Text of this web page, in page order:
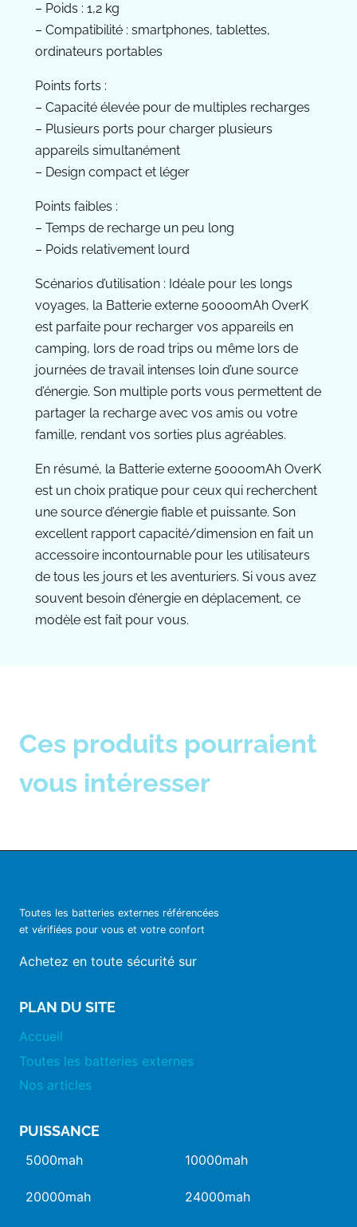
– Poids : 1,2 kg
– Compatibilité : smartphones, tablettes,
ordinateurs portables
Points forts :
– Capacité élevée pour de multiples recharges
– Plusieurs ports pour charger plusieurs
appareils simultanément
– Design compact et léger
Points faibles :
– Temps de recharge un peu long
– Poids relativement lourd
Scénarios d’utilisation : Idéale pour les longs
voyages, la Batterie externe 50000mAh OverK
est parfaite pour recharger vos appareils en
camping, lors de road trips ou même lors de
journées de travail intenses loin d’une source
d’énergie. Son multiple ports vous permettent de
partager la recharge avec vos amis ou votre
famille, rendant vos sorties plus agréables.
En résumé, la Batterie externe 50000mAh OverK
est un choix pratique pour ceux qui recherchent
une source d’énergie fiable et puissante. Son
excellent rapport capacité/dimension en fait un
accessoire incontournable pour les utilisateurs
de tous les jours et les aventuriers. Si vous avez
souvent besoin d’énergie en déplacement, ce
modèle est fait pour vous.
Ces produits pourraient
vous intéresser
Toutes les batteries externes référencées
et vérifiées pour vous et votre confort
Achetez en toute sécurité sur
PLAN DU SITE
Accueil
Toutes les batteries externes
Nos articles
PUISSANCE
5000mah 10000mah
20000mah 24000mah